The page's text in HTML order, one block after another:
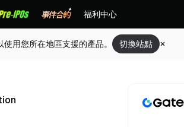
福利中心
用您所在地區支援的產品。 切換站點